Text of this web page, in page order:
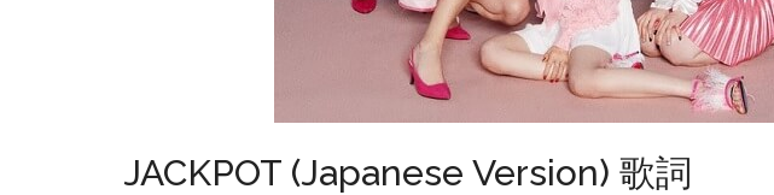
JACKPOT (Japanese Version) 歌詞